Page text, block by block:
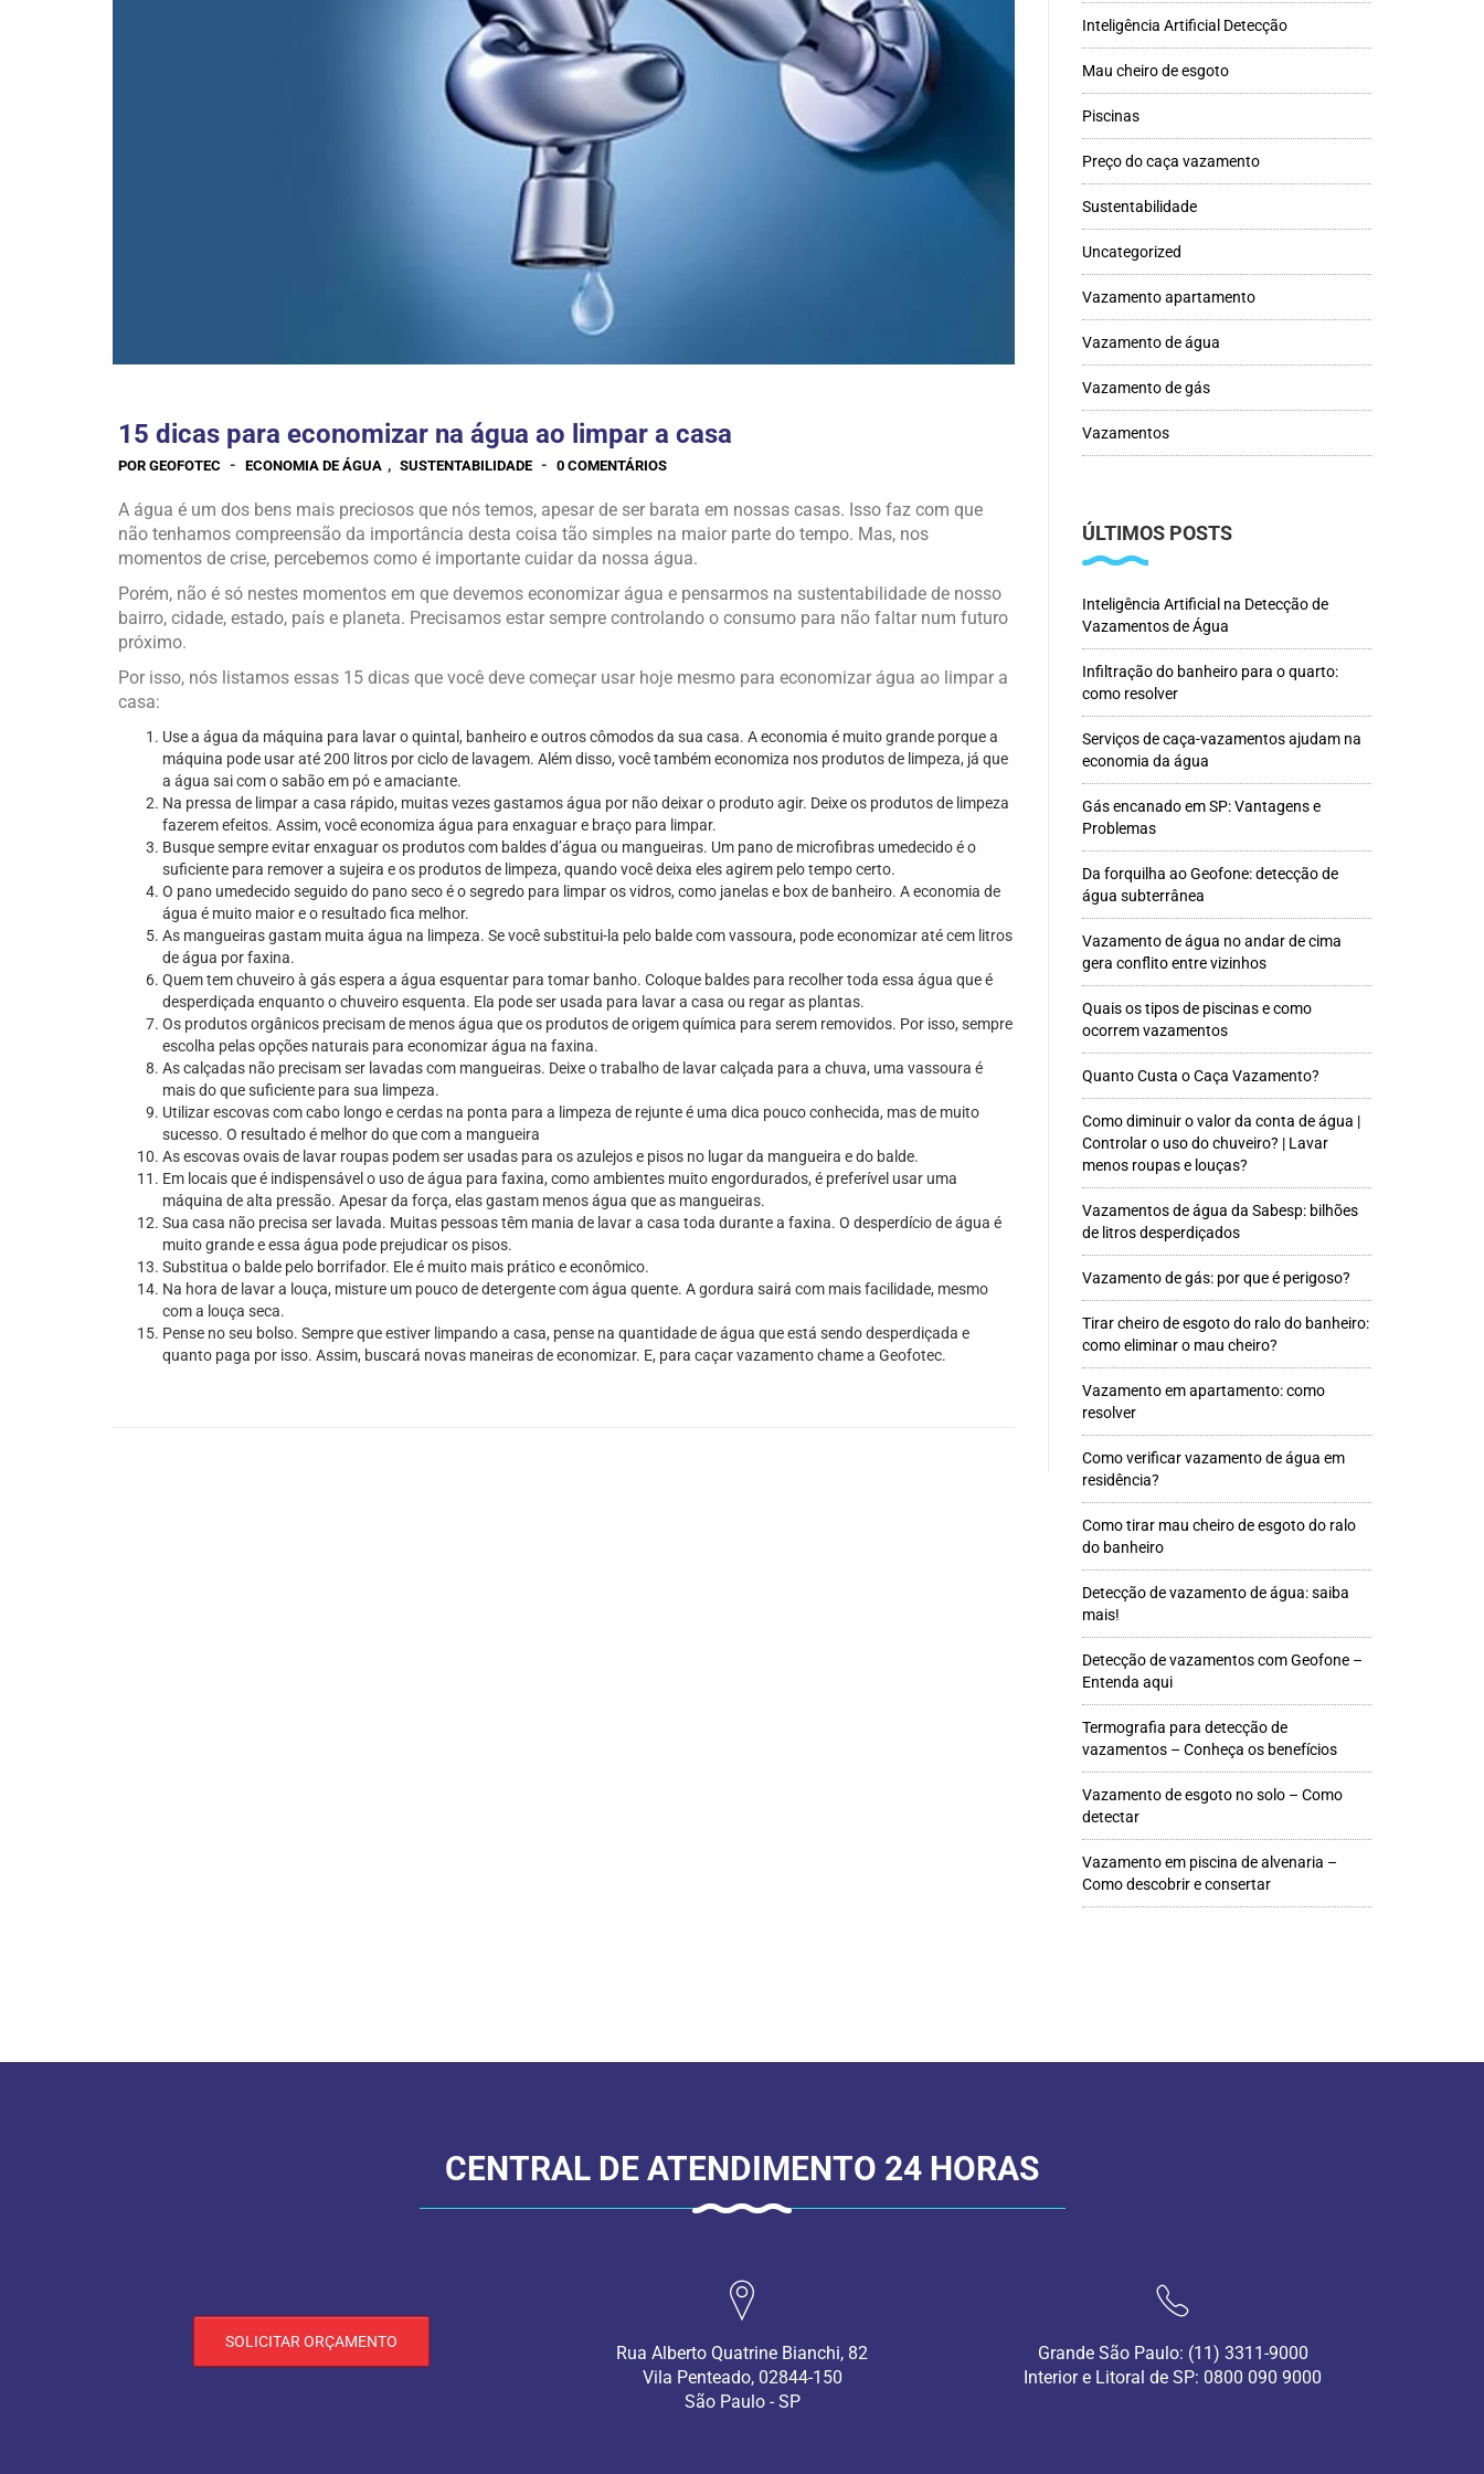
15 dicas para economizar na água ao limpar a casa
POR GEOFOTEC - ECONOMIA DE ÁGUA , SUSTENTABILIDADE - 0 COMENTÁRIOS
A água é um dos bens mais preciosos que nós temos, apesar de ser barata em nossas casas. Isso faz com que
não tenhamos compreensão da importância desta coisa tão simples na maior parte do tempo. Mas, nos
momentos de crise, percebemos como é importante cuidar da nossa água.
Porém, não é só nestes momentos em que devemos economizar água e pensarmos na sustentabilidade de nosso
bairro, cidade, estado, país e planeta. Precisamos estar sempre controlando o consumo para não faltar num futuro
próximo.
Por isso, nós listamos essas 15 dicas que você deve começar usar hoje mesmo para economizar água ao limpar a
casa:
Use a água da máquina para lavar o quintal, banheiro e outros cômodos da sua casa. A economia é muito grande porque a
máquina pode usar até 200 litros por ciclo de lavagem. Além disso, você também economiza nos produtos de limpeza, já que
a água sai com o sabão em pó e amaciante.
Na pressa de limpar a casa rápido, muitas vezes gastamos água por não deixar o produto agir. Deixe os produtos de limpeza
fazerem efeitos. Assim, você economiza água para enxaguar e braço para limpar.
Busque sempre evitar enxaguar os produtos com baldes d’água ou mangueiras. Um pano de microfibras umedecido é o
suficiente para remover a sujeira e os produtos de limpeza, quando você deixa eles agirem pelo tempo certo.
O pano umedecido seguido do pano seco é o segredo para limpar os vidros, como janelas e box de banheiro. A economia de
água é muito maior e o resultado fica melhor.
As mangueiras gastam muita água na limpeza. Se você substitui-la pelo balde com vassoura, pode economizar até cem litros
de água por faxina.
Quem tem chuveiro à gás espera a água esquentar para tomar banho. Coloque baldes para recolher toda essa água que é
desperdiçada enquanto o chuveiro esquenta. Ela pode ser usada para lavar a casa ou regar as plantas.
Os produtos orgânicos precisam de menos água que os produtos de origem química para serem removidos. Por isso, sempre
escolha pelas opções naturais para economizar água na faxina.
As calçadas não precisam ser lavadas com mangueiras. Deixe o trabalho de lavar calçada para a chuva, uma vassoura é
mais do que suficiente para sua limpeza.
Utilizar escovas com cabo longo e cerdas na ponta para a limpeza de rejunte é uma dica pouco conhecida, mas de muito
sucesso. O resultado é melhor do que com a mangueira
As escovas ovais de lavar roupas podem ser usadas para os azulejos e pisos no lugar da mangueira e do balde.
Em locais que é indispensável o uso de água para faxina, como ambientes muito engordurados, é preferível usar uma
máquina de alta pressão. Apesar da força, elas gastam menos água que as mangueiras.
Sua casa não precisa ser lavada. Muitas pessoas têm mania de lavar a casa toda durante a faxina. O desperdício de água é
muito grande e essa água pode prejudicar os pisos.
Substitua o balde pelo borrifador. Ele é muito mais prático e econômico.
Na hora de lavar a louça, misture um pouco de detergente com água quente. A gordura sairá com mais facilidade, mesmo
com a louça seca.
Pense no seu bolso. Sempre que estiver limpando a casa, pense na quantidade de água que está sendo desperdiçada e
quanto paga por isso. Assim, buscará novas maneiras de economizar. E, para caçar vazamento chame a Geofotec.
Inteligência Artificial Detecção
Mau cheiro de esgoto
Piscinas
Preço do caça vazamento
Sustentabilidade
Uncategorized
Vazamento apartamento
Vazamento de água
Vazamento de gás
Vazamentos
ÚLTIMOS POSTS
Inteligência Artificial na Detecção de
Vazamentos de Água
Infiltração do banheiro para o quarto:
como resolver
Serviços de caça-vazamentos ajudam na
economia da água
Gás encanado em SP: Vantagens e
Problemas
Da forquilha ao Geofone: detecção de
água subterrânea
Vazamento de água no andar de cima
gera conflito entre vizinhos
Quais os tipos de piscinas e como
ocorrem vazamentos
Quanto Custa o Caça Vazamento?
Como diminuir o valor da conta de água |
Controlar o uso do chuveiro? | Lavar
menos roupas e louças?
Vazamentos de água da Sabesp: bilhões
de litros desperdiçados
Vazamento de gás: por que é perigoso?
Tirar cheiro de esgoto do ralo do banheiro:
como eliminar o mau cheiro?
Vazamento em apartamento: como
resolver
Como verificar vazamento de água em
residência?
Como tirar mau cheiro de esgoto do ralo
do banheiro
Detecção de vazamento de água: saiba
mais!
Detecção de vazamentos com Geofone –
Entenda aqui
Termografia para detecção de
vazamentos – Conheça os benefícios
Vazamento de esgoto no solo – Como
detectar
Vazamento em piscina de alvenaria –
Como descobrir e consertar
CENTRAL DE ATENDIMENTO 24 HORAS
SOLICITAR ORÇAMENTO
Rua Alberto Quatrine Bianchi, 82
Vila Penteado, 02844-150
São Paulo - SP
Grande São Paulo: (11) 3311-9000
Interior e Litoral de SP: 0800 090 9000